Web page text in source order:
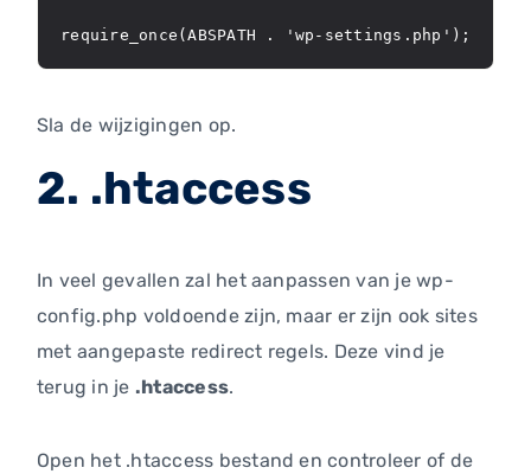
require_once(ABSPATH . 'wp-settings.php');
Sla de wijzigingen op.
2. .htaccess
In veel gevallen zal het aanpassen van je wp-
config.php voldoende zijn, maar er zijn ook sites
met aangepaste redirect regels. Deze vind je
terug in je .htaccess.
Open het .htaccess bestand en controleer of de